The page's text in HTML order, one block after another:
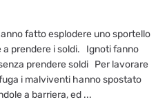
fatto esplodere uno sportello
a prendere i soldi. Ignoti fanno
prendere soldi Per lavorare
i malviventi hanno spostato
a barriera, ed ...